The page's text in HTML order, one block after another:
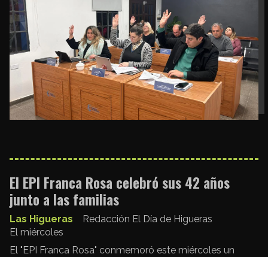
El EPI Franca Rosa celebró sus 42 años
junto a las familias
Redacción El Día de Higueras
Las Higueras
El miércoles
El "EPI Franca Rosa" conmemoró este miércoles un